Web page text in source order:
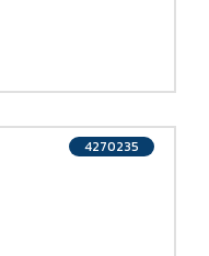
4270235